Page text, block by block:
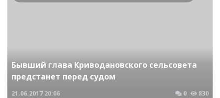
Бывший глава Криводановского сельсовета
предстанет перед судом
21.06.2017 20:06 0 830